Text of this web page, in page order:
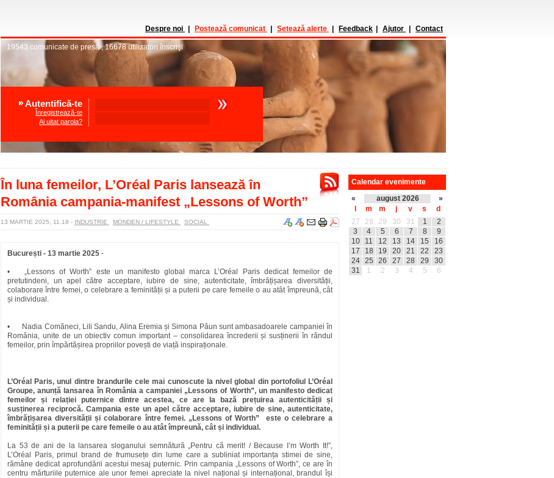
Despre noi Postează comunicat Setează alerte Feedback Ajutor Contact
19543 comunicate de presă,16678 utilizatori înscrişi
Autentifică-te
Înregistrează-te
Ai uitat parola?
În luna femeilor, L’Oréal Paris lansează în
România campania-manifest „Lessons of Worth”
13 MARTIE 2025, 11.18 - INDUSTRIE MONDEN / LIFESTYLE SOCIAL
București - 13 martie 2025 -
•
„Lessons of Worth” este un manifesto global marca L’Oréal Paris dedicat femeilor de
pretutindeni, un apel către acceptare, iubire de sine, autenticitate, îmbrățișarea diversității,
colaborare între femei, o celebrare a feminității și a puterii pe care femeile o au atât împreună, cât
și individual.
•
Nadia Comăneci, Lili Sandu, Alina Eremia și Simona Păun sunt ambasadoarele campaniei în
România, unite de un obiectiv comun important – consolidarea încrederii și susținerii în rândul
femeilor, prin împărtășirea propriilor povești de viață inspiraționale.
L’Oréal Paris, unul dintre brandurile cele mai cunoscute la nivel global din portofoliul L’Oréal
Groupe, anunță lansarea în România a campaniei „Lessons of Worth”, un manifesto dedicat
femeilor și relației puternice dintre acestea, ce are la bază prețuirea autenticității și
susținerea reciprocă. Campania este un apel către acceptare, iubire de sine, autenticitate,
îmbrățișarea diversității și colaborare între femei. „Lessons of Worth” este o celebrare a
feminității și a puterii pe care femeile o au atât împreună, cât și individual.
La 53 de ani de la lansarea sloganului semnătură „Pentru că merit! / Because I’m Worth It!”,
L’Oréal Paris, primul brand de frumusețe din lume care a subliniat importanța stimei de sine,
rămâne dedicat aprofundării acestui mesaj puternic. Prin campania „Lessons of Worth”, ce are în
centru mărturiile puternice ale unor femei apreciate la nivel național și internațional, brandul își
Calendar evenimente
«
august 2026
»
m m j v s
d
27
28 29 30 31 1
2
3
4 5 6 7 8
9
10
11 12 13 14 15
16
17
18 19 20 21 22
23
24
25 26 27 28 29
30
31
1 2 3 4 5 6